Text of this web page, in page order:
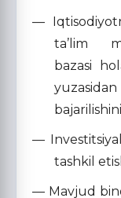
—
ta’lim
bazasi
—
tashkil
— Mavjud